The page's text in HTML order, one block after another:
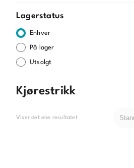
Lagerstatus
Enhver
På lager
Utsolgt
Kjørestrikk
Viser det ene resultatet